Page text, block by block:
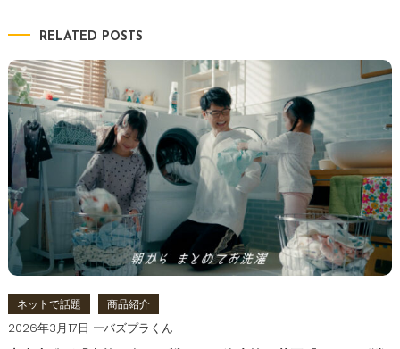
ビ
ゲ
ー
シ
ョ
ン
RELATED POSTS
ネットで話題 商品紹介
2026年3月17日 バズプラくん